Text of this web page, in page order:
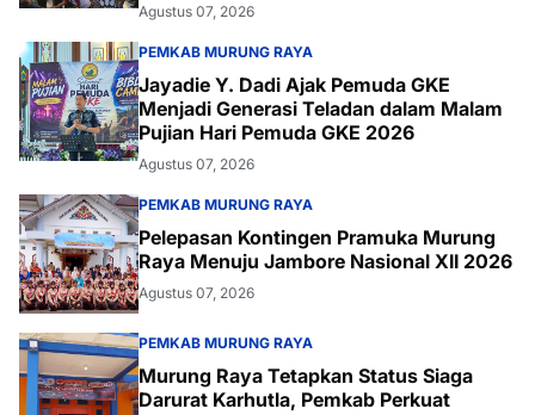
Agustus 07, 2026
PEMKAB MURUNG RAYA
Jayadie Y. Dadi Ajak Pemuda GKE
Menjadi Generasi Teladan dalam Malam
Pujian Hari Pemuda GKE 2026
Agustus 07, 2026
PEMKAB MURUNG RAYA
Pelepasan Kontingen Pramuka Murung
Raya Menuju Jambore Nasional XII 2026
Agustus 07, 2026
PEMKAB MURUNG RAYA
Murung Raya Tetapkan Status Siaga
Darurat Karhutla, Pemkab Perkuat